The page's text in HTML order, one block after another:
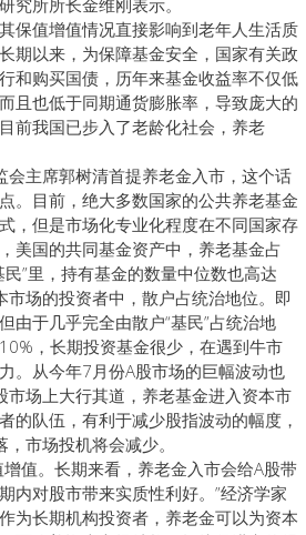
保值增值情况直接影响到老年人生活质
期以来，为保障基金安全，国家有关政
和购买国债，历年来基金收益率不仅低
且也低于同期通货膨胀率，导致庞大的
前我国已步入了老龄化社会，养老
主席郭树清首提养老金入市，这个话
。目前，绝大多数国家的公共养老基金
，但是市场化专业化程度在不同国家存
美国的共同基金资产中，养老基金占
”里，持有基金的数量中位数也高达
场的投资者中，散户占统治地位。即
由于几乎完全由散户“基民”占统治地
，长期投资基金很少，在遇到牛市
。从今年7月份A股市场的巨幅波动也
市场上大行其道，养老基金进入资本市
的队伍，有利于减少股指波动的幅度，
市场投机将会减少。
值。长期来看，养老金入市会给A股带
内对股市带来实质性利好。”经济学家
为长期机构投资者，养老金可以为资本